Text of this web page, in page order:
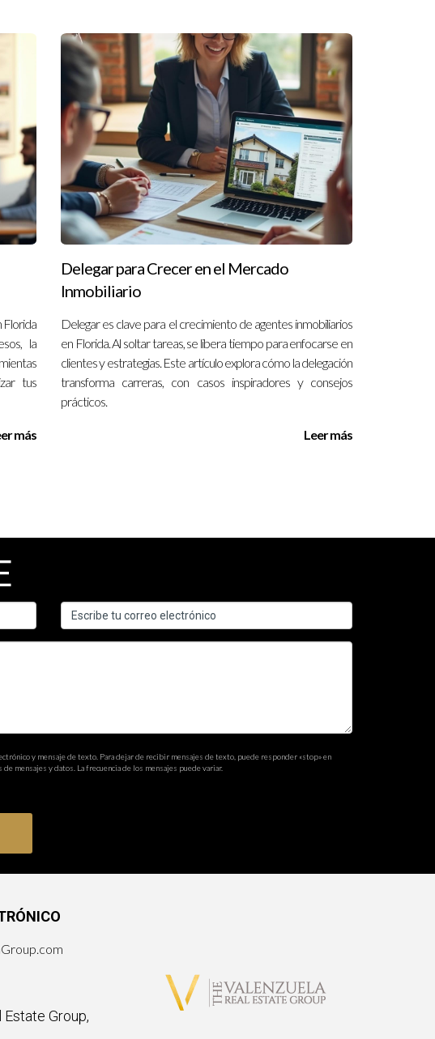
listo para dar el siguiente paso hacia tu futuro financiero,
en cada etapa del proceso y ayudarte a evitar errores
independencia financiera.
También es esencial tener una buena red de
o financiamiento creativo.
significativos dentro de unos pocos meses a un
experimentados que conozcan bien el mercado.
sólido antes de realizar cualquier inversión.
Florida
la
tus
más
Delegar para Crecer en el Mercado
Inmobiliario
Delegar es clave para el crecimiento de agentes inmobiliarios
en Florida. Al soltar tareas, se libera tiempo para enfocarse en
clientes y estrategias. Este artículo explora cómo la delegación
transforma carreras, con casos inspiradores y consejos
prácticos.
Leer más
y mensaje de texto. Para dejar de recibir mensajes de texto, puede responder «stop» en
mensajes y datos. La frecuencia de los mensajes puede variar.
Estate Group,